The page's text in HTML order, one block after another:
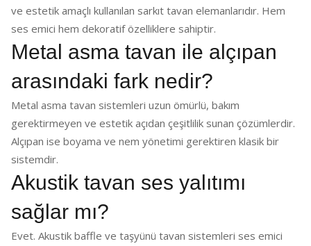
ve estetik amaçlı kullanılan sarkıt tavan elemanlarıdır. Hem
ses emici hem dekoratif özelliklere sahiptir.
Metal asma tavan ile alçıpan
arasındaki fark nedir?
Metal asma tavan sistemleri uzun ömürlü, bakım
gerektirmeyen ve estetik açıdan çeşitlilik sunan çözümlerdir.
Alçıpan ise boyama ve nem yönetimi gerektiren klasik bir
sistemdir.
Akustik tavan ses yalıtımı
sağlar mı?
Evet. Akustik baffle ve taşyünü tavan sistemleri ses emici